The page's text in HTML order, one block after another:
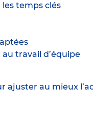
temps clés
travail d’équipe
ajuster au mieux